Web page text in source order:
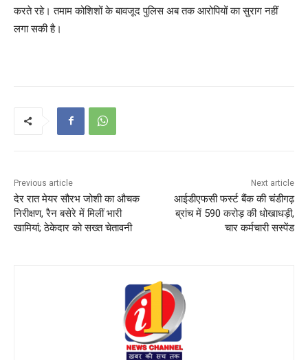
करते रहे। तमाम कोशिशों के बावजूद पुलिस अब तक आरोपियों का सुराग नहीं
लगा सकी है।
Previous article
देर रात मेयर सौरभ जोशी का औचक
निरीक्षण, रैन बसेरे में मिलीं भारी
खामियां; ठेकेदार को सख्त चेतावनी
Next article
आईडीएफसी फर्स्ट बैंक की चंडीगढ़
ब्रांच में 590 करोड़ की धोखाधड़ी,
चार कर्मचारी सस्पेंड